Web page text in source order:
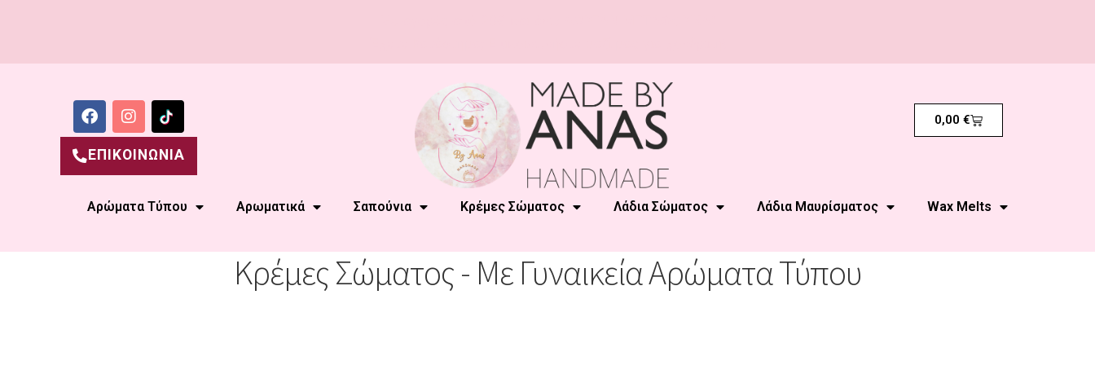
ΕΠΙΚΟΙΝΩΝΙΑ
0,00€
Αρώματα Τύπου Αρωματικά Σαπούνια Κρέμες Σώματος Λάδια Σώματος Λάδια Μαυρίσματος Wax Melts
Κρέμες Σώματος - Με Γυναικεία Αρώματα Τύπου